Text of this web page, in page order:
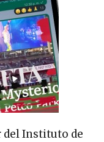
del Instituto de